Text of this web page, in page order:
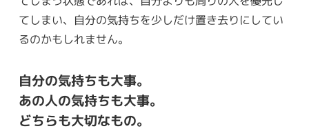
てしまい、自分の気持ちを少しだけ置き去りにしてい
るのかもしれません。
自分の気持ちも大事。
あの人の気持ちも大事。
どちらも大切なもの。